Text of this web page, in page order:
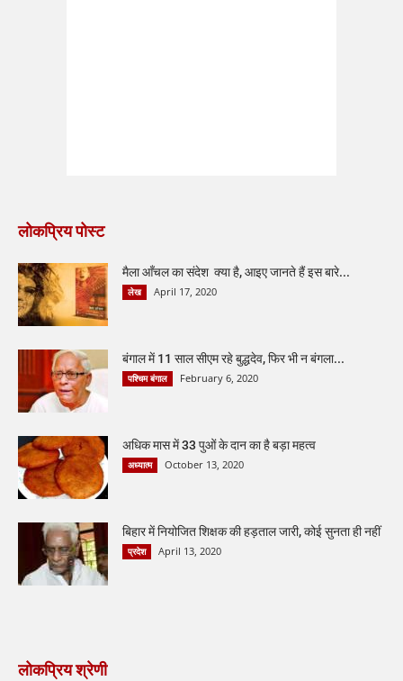
लोकप्रिय पोस्ट
मैला आँचल का संदेश क्या है, आइए जानते हैं इस बारे...
लेख April 17, 2020
बंगाल में 11 साल सीएम रहे बुद्धदेव, फिर भी न बंगला...
पश्चिम बंगाल February 6, 2020
अधिक मास में 33 पुओं के दान का है बड़ा महत्व
अध्यात्म October 13, 2020
बिहार में नियोजित शिक्षक की हड़ताल जारी, कोई सुनता ही नहीं
प्रदेश April 13, 2020
लोकप्रिय श्रेणी